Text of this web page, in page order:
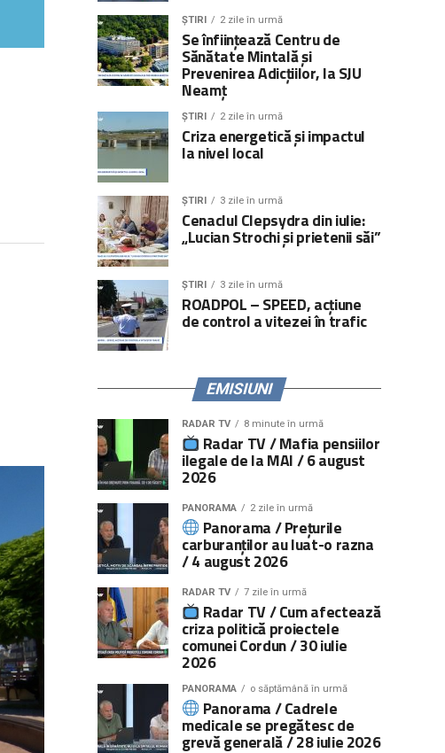
ȘTIRI 2 zile în urmă
Se înființează Centru de
Sănătate Mintală și
Prevenirea Adicțiilor, la SJU
Neamț
ȘTIRI 2 zile în urmă
Criza energetică și impactul
la nivel local
ȘTIRI 3 zile în urmă
Cenaclul Clepsydra din iulie:
„Lucian Strochi și prietenii săi”
ȘTIRI 3 zile în urmă
ROADPOL – SPEED, acțiune
de control a vitezei în trafic
EMISIUNI
RADAR TV 8 minute în urmă
Radar TV / Mafia pensiilor
ilegale de la MAI / 6 august
2026
PANORAMA 2 zile în urmă
Panorama / Prețurile
carburanților au luat-o razna
/ 4 august 2026
RADAR TV 7 zile în urmă
Radar TV / Cum afectează
criza politică proiectele
comunei Cordun / 30 iulie
2026
PANORAMA o săptămână în urmă
Panorama / Cadrele
medicale se pregătesc de
grevă generală / 28 iulie 2026